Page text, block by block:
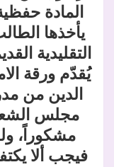
المادة
يأخذها
التقليدية
يُقدّم ورقة
الدين من
مجلس
مشكوراً،
فيجب ألا